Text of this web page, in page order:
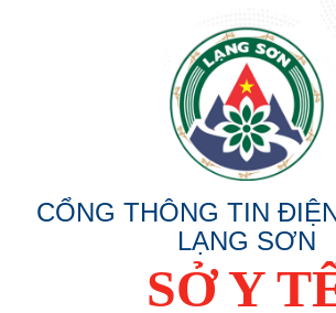
CỔNG THÔNG TIN
LẠNG SƠN
SỞ Y